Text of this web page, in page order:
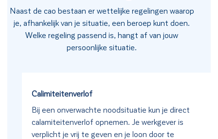
Naast de cao bestaan er wettelijke regelingen waarop
je, afhankelijk van je situatie, een beroep kunt doen.
Welke regeling passend is, hangt af van jouw
persoonlijke situatie.
Calimiteitenverlof
Bij een onverwachte noodsituatie kun je direct
calamiteitenverlof opnemen. Je werkgever is
verplicht je vrij te geven en je loon door te